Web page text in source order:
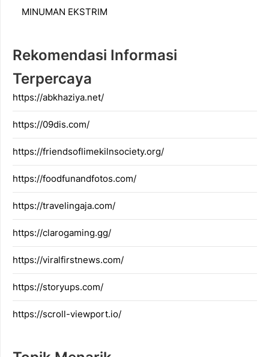
MINUMAN EKSTRIM
Rekomendasi Informasi
Terpercaya
https://abkhaziya.net/
https://09dis.com/
https://friendsoflimekilnsociety.org/
https://foodfunandfotos.com/
https://travelingaja.com/
https://clarogaming.gg/
https://viralfirstnews.com/
https://storyups.com/
https://scroll-viewport.io/